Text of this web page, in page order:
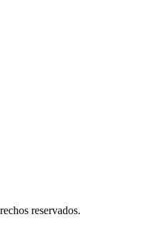
reservados.